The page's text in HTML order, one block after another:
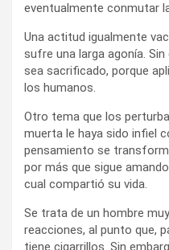
eventualmente conmutar
Una actitud igualmente
sufre una larga agonía.
sea sacrificado, porque
los humanos.
Otro tema que los
muerta le haya sido infiel
pensamiento se
por más que sigue
cual compartió su vida.
Se trata de un hombre
reacciones, al punto que,